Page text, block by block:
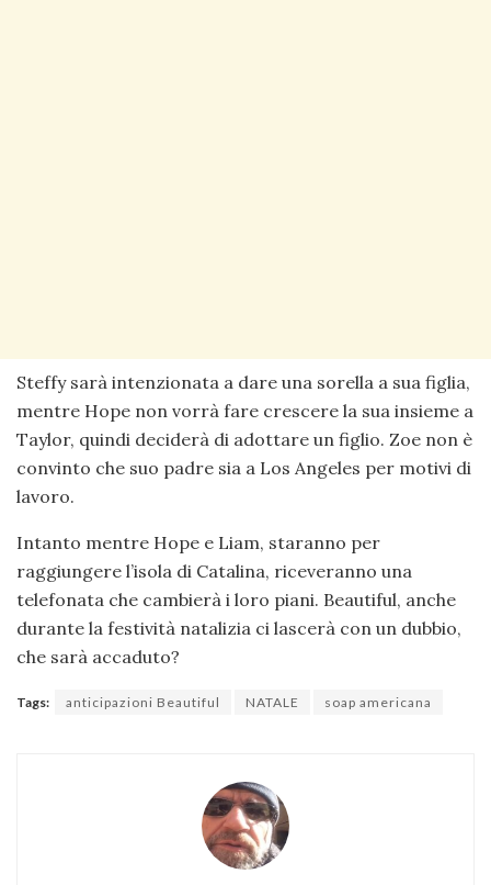
Steffy sarà intenzionata a dare una sorella a sua figlia,
mentre Hope non vorrà fare crescere la sua insieme a
Taylor, quindi deciderà di adottare un figlio. Zoe non è
convinto che suo padre sia a Los Angeles per motivi di
lavoro.
Intanto mentre Hope e Liam, staranno per
raggiungere l’isola di Catalina, riceveranno una
telefonata che cambierà i loro piani. Beautiful, anche
durante la festività natalizia ci lascerà con un dubbio,
che sarà accaduto?
Tags: anticipazioni Beautiful NATALE soap americana